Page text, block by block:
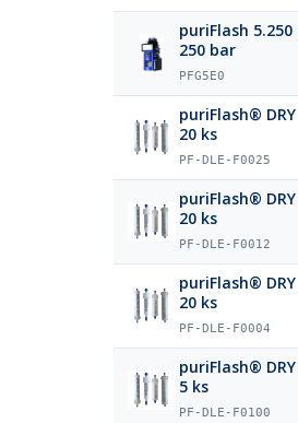
puriFlash
250 bar
PFG5E0
puriFlash®
20 ks
PF-DLE-F0025
puriFlash®
20 ks
PF-DLE-F0012
puriFlash®
20 ks
PF-DLE-F0004
puriFlash®
5 ks
PF-DLE-F0100